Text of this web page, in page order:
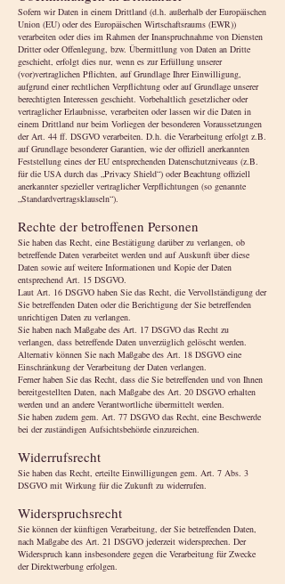
Sofern wir Daten in einem Drittland (d.h. außerhalb der Europäischen
Union (EU) oder des Europäischen Wirtschaftsraums (EWR))
verarbeiten oder dies im Rahmen der Inanspruchnahme von Diensten
Dritter oder Offenlegung, bzw. Übermittlung von Daten an Dritte
geschieht, erfolgt dies nur, wenn es zur Erfüllung unserer
(vor)vertraglichen Pflichten, auf Grundlage Ihrer Einwilligung,
aufgrund einer rechtlichen Verpflichtung oder auf Grundlage unserer
berechtigten Interessen geschieht. Vorbehaltlich gesetzlicher oder
vertraglicher Erlaubnisse, verarbeiten oder lassen wir die Daten in
einem Drittland nur beim Vorliegen der besonderen Voraussetzungen
der Art. 44 ff. DSGVO verarbeiten. D.h. die Verarbeitung erfolgt z.B.
auf Grundlage besonderer Garantien, wie der offiziell anerkannten
Feststellung eines der EU entsprechenden Datenschutzniveaus (z.B.
für die USA durch das „Privacy Shield“) oder Beachtung offiziell
anerkannter spezieller vertraglicher Verpflichtungen (so genannte
„Standardvertragsklauseln“).
Rechte der betroffenen Personen
Sie haben das Recht, eine Bestätigung darüber zu verlangen, ob
betreffende Daten verarbeitet werden und auf Auskunft über diese
Daten sowie auf weitere Informationen und Kopie der Daten
entsprechend Art. 15 DSGVO.
Laut Art. 16 DSGVO haben Sie das Recht, die Vervollständigung der
Sie betreffenden Daten oder die Berichtigung der Sie betreffenden
unrichtigen Daten zu verlangen.
Sie haben nach Maßgabe des Art. 17 DSGVO das Recht zu
verlangen, dass betreffende Daten unverzüglich gelöscht werden.
Alternativ können Sie nach Maßgabe des Art. 18 DSGVO eine
Einschränkung der Verarbeitung der Daten verlangen.
Ferner haben Sie das Recht, dass die Sie betreffenden und von Ihnen
bereitgestellten Daten, nach Maßgabe des Art. 20 DSGVO erhalten
werden und an andere Verantwortliche übermittelt werden.
Sie haben zudem gem. Art. 77 DSGVO das Recht, eine Beschwerde
bei der zuständigen Aufsichtsbehörde einzureichen.
Widerrufsrecht
Sie haben das Recht, erteilte Einwilligungen gem. Art. 7 Abs. 3
DSGVO mit Wirkung für die Zukunft zu widerrufen.
Widerspruchsrecht
Sie können der künftigen Verarbeitung, der Sie betreffenden Daten,
nach Maßgabe des Art. 21 DSGVO jederzeit widersprechen. Der
Widerspruch kann insbesondere gegen die Verarbeitung für Zwecke
der Direktwerbung erfolgen.